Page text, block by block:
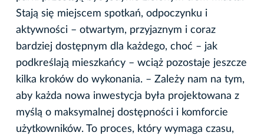
Stają się miejscem spotkań, odpoczynku i
aktywności – otwartym, przyjaznym i coraz
bardziej dostępnym dla każdego, choć – jak
podkreślają mieszkańcy – wciąż pozostaje jeszcze
kilka kroków do wykonania. – Zależy nam na tym,
aby każda nowa inwestycja była projektowana z
myślą o maksymalnej dostępności i komforcie
użytkowników. To proces, który wymaga czasu,